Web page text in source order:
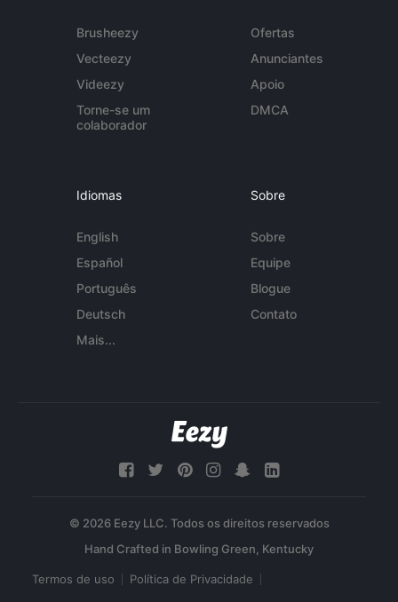
Brusheezy
Vecteezy
Videezy
Torne-se um
colaborador
Ofertas
Anunciantes
Apoio
DMCA
Idiomas
English
Español
Português
Deutsch
Mais...
Sobre
Sobre
Equipe
Blogue
Contato
© 2026 Eezy LLC. Todos os direitos reservados
Termos de uso Política de Privacidade